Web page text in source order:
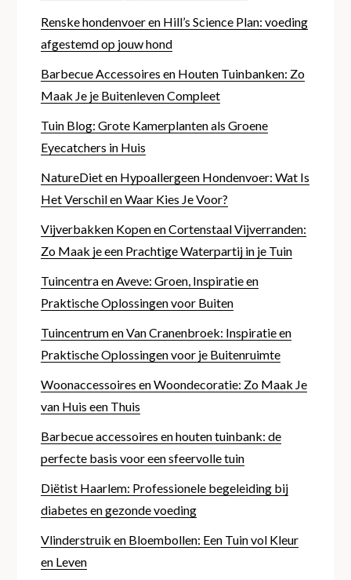
Renske hondenvoer en Hill’s Science Plan: voeding
afgestemd op jouw hond
Barbecue Accessoires en Houten Tuinbanken: Zo
Maak Je je Buitenleven Compleet
Tuin Blog: Grote Kamerplanten als Groene
Eyecatchers in Huis
NatureDiet en Hypoallergeen Hondenvoer: Wat Is
Het Verschil en Waar Kies Je Voor?
Vijverbakken Kopen en Cortenstaal Vijverranden:
Zo Maak je een Prachtige Waterpartij in je Tuin
Tuincentra en Aveve: Groen, Inspiratie en
Praktische Oplossingen voor Buiten
Tuincentrum en Van Cranenbroek: Inspiratie en
Praktische Oplossingen voor je Buitenruimte
Woonaccessoires en Woondecoratie: Zo Maak Je
van Huis een Thuis
Barbecue accessoires en houten tuinbank: de
perfecte basis voor een sfeervolle tuin
Diëtist Haarlem: Professionele begeleiding bij
diabetes en gezonde voeding
Vlinderstruik en Bloembollen: Een Tuin vol Kleur
en Leven